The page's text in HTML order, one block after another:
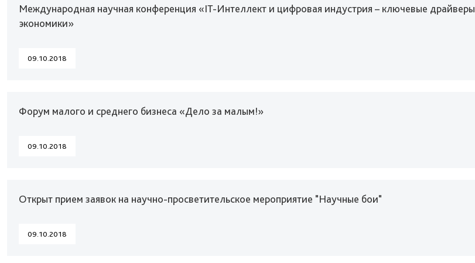
Международная научная конференция «IT-Интеллект и цифровая индустрия – ключевые драйверы
экономики»
09.10.2018
Форум малого и среднего бизнеса «Дело за малым!»
09.10.2018
Открыт прием заявок на научно-просветительское мероприятие "Научные бои"
09.10.2018